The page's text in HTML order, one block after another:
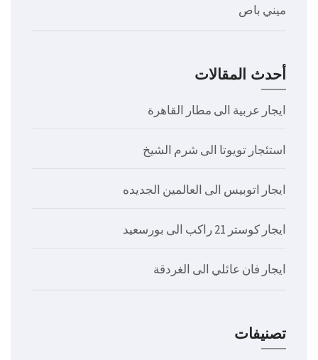
ميني باص
أحدث المقالات
ايجار عربية الى مطار القاهرة
استئجار تويوتا الى شرم الشيخ
ايجار اتوبيس الى العالمين الجديده
ايجار كوستر 21 راكب الى بورسعيد
ايجار فان عائلي الى الغردقة
تصنيفات